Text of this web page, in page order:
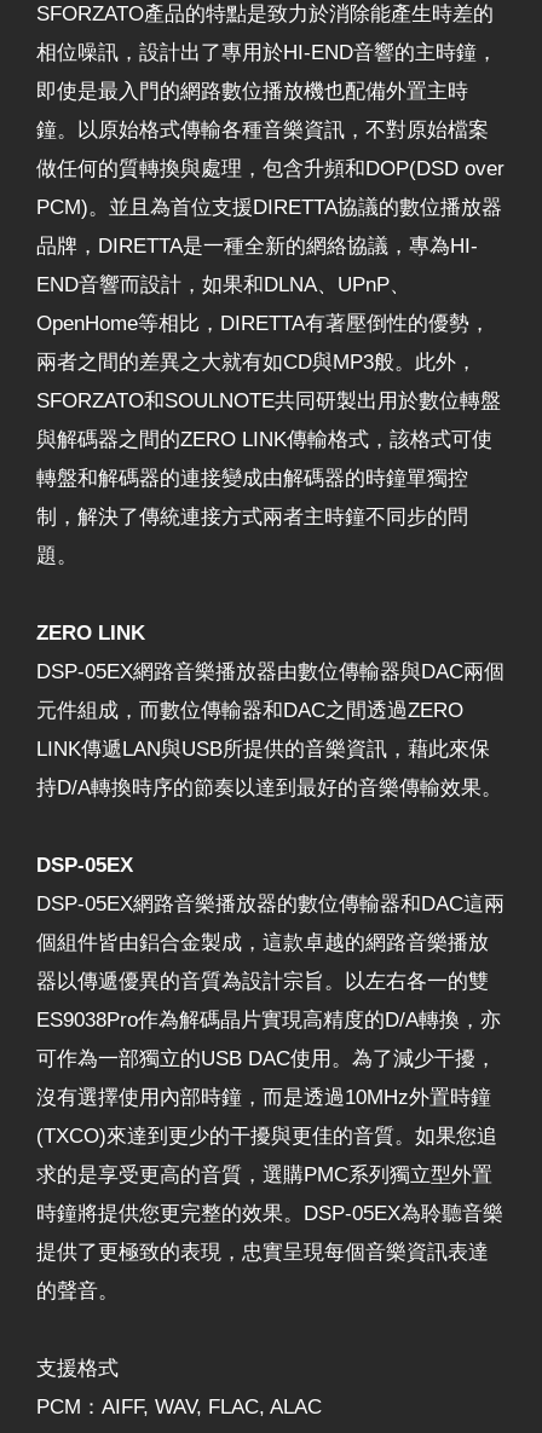
SFORZATO產品的特點是致力於消除能產生時差的
相位噪訊，設計出了專用於HI-END音響的主時鐘，
即使是最入門的網路數位播放機也配備外置主時
鐘。以原始格式傳輸各種音樂資訊，不對原始檔案
做任何的質轉換與處理，包含升頻和DOP(DSD over
PCM)。並且為首位支援DIRETTA協議的數位播放器
品牌，DIRETTA是一種全新的網絡協議，專為HI-
END音響而設計，如果和DLNA、UPnP、
OpenHome等相比，DIRETTA有著壓倒性的優勢，
兩者之間的差異之大就有如CD與MP3般。此外，
SFORZATO和SOULNOTE共同研製出用於數位轉盤
與解碼器之間的ZERO LINK傳輸格式，該格式可使
轉盤和解碼器的連接變成由解碼器的時鐘單獨控
制，解決了傳統連接方式兩者主時鐘不同步的問
題。
ZERO LINK
DSP-05EX網路音樂播放器由數位傳輸器與DAC兩個
元件組成，而數位傳輸器和DAC之間透過ZERO
LINK傳遞LAN與USB所提供的音樂資訊，藉此來保
持D/A轉換時序的節奏以達到最好的音樂傳輸效果。
DSP-05EX
DSP-05EX網路音樂播放器的數位傳輸器和DAC這兩
個組件皆由鋁合金製成，這款卓越的網路音樂播放
器以傳遞優異的音質為設計宗旨。以左右各一的雙
ES9038Pro作為解碼晶片實現高精度的D/A轉換，亦
可作為一部獨立的USB DAC使用。為了減少干擾，
沒有選擇使用內部時鐘，而是透過10MHz外置時鐘
(TXCO)來達到更少的干擾與更佳的音質。如果您追
求的是享受更高的音質，選購PMC系列獨立型外置
時鐘將提供您更完整的效果。DSP-05EX為聆聽音樂
提供了更極致的表現，忠實呈現每個音樂資訊表達
的聲音。
支援格式
PCM：AIFF, WAV, FLAC, ALAC